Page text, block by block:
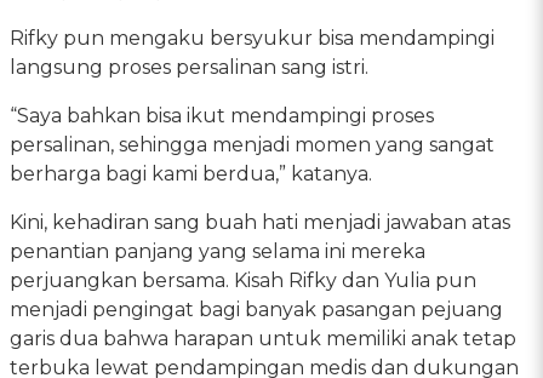
Rifky pun mengaku bersyukur bisa mendampingi
langsung proses persalinan sang istri.
“Saya bahkan bisa ikut mendampingi proses
persalinan, sehingga menjadi momen yang sangat
berharga bagi kami berdua,” katanya.
Kini, kehadiran sang buah hati menjadi jawaban atas
penantian panjang yang selama ini mereka
perjuangkan bersama. Kisah Rifky dan Yulia pun
menjadi pengingat bagi banyak pasangan pejuang
garis dua bahwa harapan untuk memiliki anak tetap
terbuka lewat pendampingan medis dan dukungan